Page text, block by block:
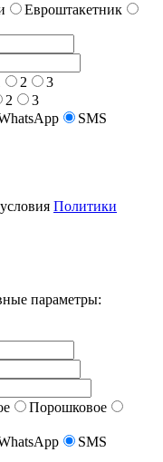
Евроштакетник
2
3
2
3
SMS
Политики
параметры:
Порошковое
SMS